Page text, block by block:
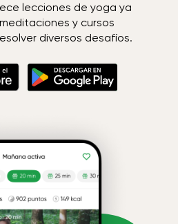
lecciones de yoga ya
y cursos
diversos desafíos.